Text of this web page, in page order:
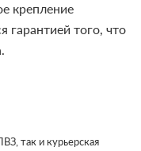
крепление
гарантией того, что
так и курьерская